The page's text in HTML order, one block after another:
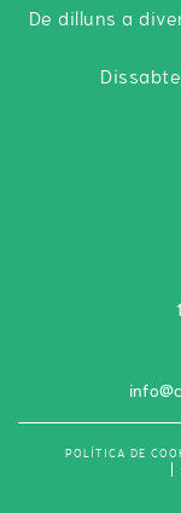
De dilluns a
POLÍTICA DE